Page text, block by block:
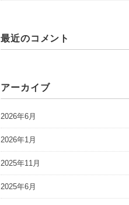
最近のコメント
アーカイブ
2026年6月
2026年1月
2025年11月
2025年6月